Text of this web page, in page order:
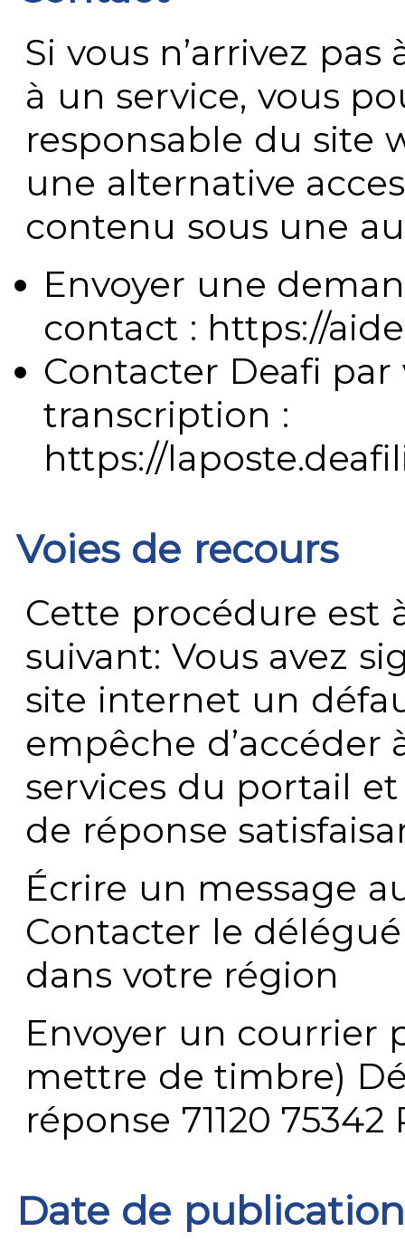
Si vous n’arrivez
à un service, vous
responsable du site
une alternative
contenu sous une
Envoyer une
contact : https://
Contacter Deafi
transcription :
https://
Voies de recours
Cette procédure est
suivant: Vous avez
site internet un
empêche
services du portail
de réponse
Écrire un message
Contacter le
dans votre région
Envoyer un courrier
mettre de timbre)
réponse 71120 75342
Date de publication